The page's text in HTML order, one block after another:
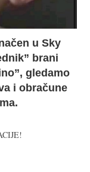
u Sky
brani
gledamo
i obračune